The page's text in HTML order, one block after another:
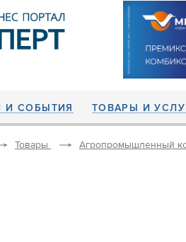
И СОБЫТИЯ ТОВАРЫ И
Товары Агропромышленный